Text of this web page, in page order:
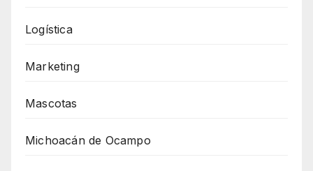
Logística
Marketing
Mascotas
Michoacán de Ocampo